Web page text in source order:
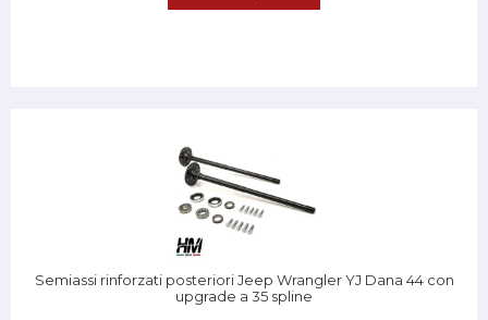
Semiassi rinforzati posteriori Jeep Wrangler YJ Dana 44 con
upgrade a 35 spline